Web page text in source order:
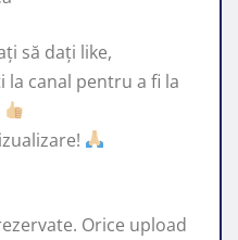
să dați like,
la canal pentru a fi la
Orice upload